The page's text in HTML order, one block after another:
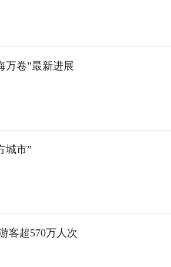
万卷”最新进展
城市”
客超570万人次